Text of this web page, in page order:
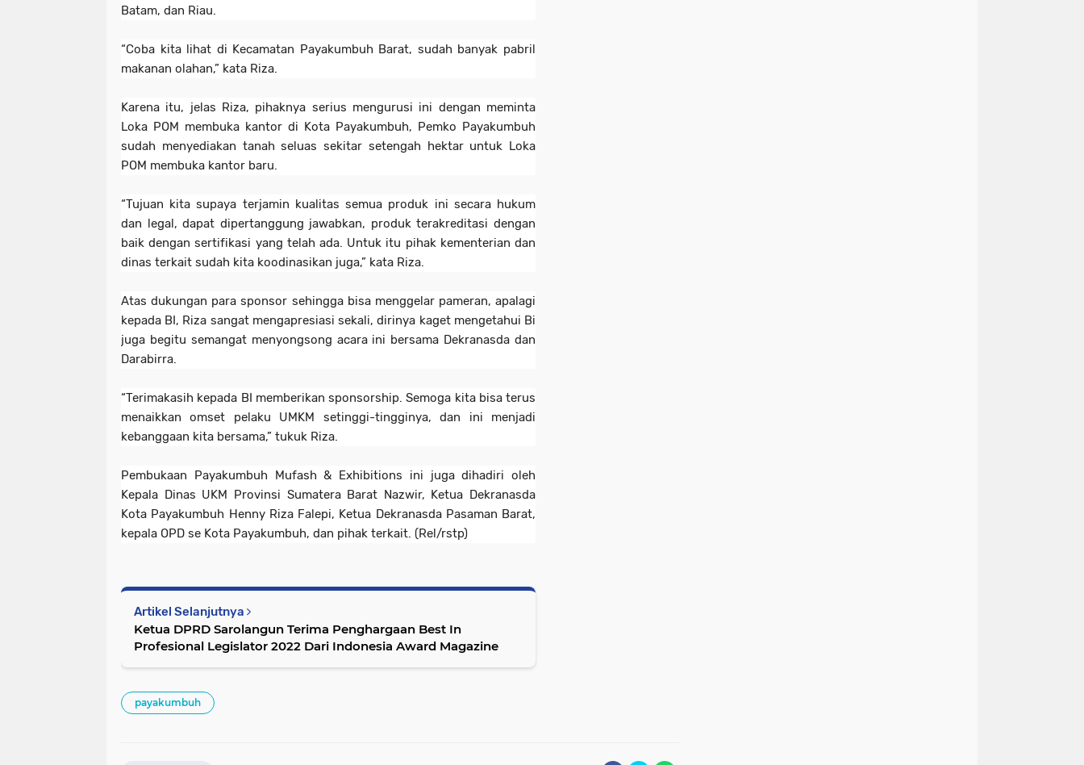
Batam, dan Riau.
“Coba kita lihat di Kecamatan Payakumbuh Barat, sudah banyak pabril
makanan olahan,” kata Riza.
Karena itu, jelas Riza, pihaknya serius mengurusi ini dengan meminta
Loka POM membuka kantor di Kota Payakumbuh, Pemko Payakumbuh
sudah menyediakan tanah seluas sekitar setengah hektar untuk Loka
POM membuka kantor baru.
“Tujuan kita supaya terjamin kualitas semua produk ini secara hukum
dan legal, dapat dipertanggung jawabkan, produk terakreditasi dengan
baik dengan sertifikasi yang telah ada. Untuk itu pihak kementerian dan
dinas terkait sudah kita koodinasikan juga,” kata Riza.
Atas dukungan para sponsor sehingga bisa menggelar pameran, apalagi
kepada BI, Riza sangat mengapresiasi sekali, dirinya kaget mengetahui Bi
juga begitu semangat menyongsong acara ini bersama Dekranasda dan
Darabirra.
“Terimakasih kepada BI memberikan sponsorship. Semoga kita bisa terus
menaikkan omset pelaku UMKM setinggi-tingginya, dan ini menjadi
kebanggaan kita bersama,” tukuk Riza.
Pembukaan Payakumbuh Mufash & Exhibitions ini juga dihadiri oleh
Kepala Dinas UKM Provinsi Sumatera Barat Nazwir, Ketua Dekranasda
Kota Payakumbuh Henny Riza Falepi, Ketua Dekranasda Pasaman Barat,
kepala OPD se Kota Payakumbuh, dan pihak terkait. (Rel/rstp)
Artikel Selanjutnya
Ketua DPRD Sarolangun Terima Penghargaan Best In
Profesional Legislator 2022 Dari Indonesia Award Magazine
payakumbuh